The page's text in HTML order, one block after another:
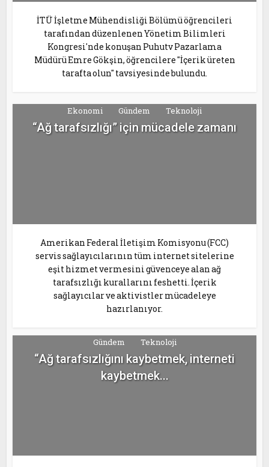
İTÜ İşletme Mühendisliği Bölümü öğrencileri
tarafından düzenlenen Yönetim Bilimleri
Kongresi'nde konuşan Puhutv Pazarlama
Müdürü Emre Gökşin, öğrencilere "İçerik üreten
tarafta olun" tavsiyesinde bulundu.
Ekonomi Gündem Teknoloji
“Ağ tarafsızlığı” için mücadele zamanı
Amerikan Federal İletişim Komisyonu (FCC)
servis sağlayıcılarının tüm internet sitelerine
eşit hizmet vermesini güvenceye alan ağ
tarafsızlığı kurallarını feshetti. İçerik
sağlayıcılar ve aktivistler mücadeleye
hazırlanıyor.
Gündem Teknoloji
“Ağ tarafsızlığını kaybetmek, interneti
kaybetmek...